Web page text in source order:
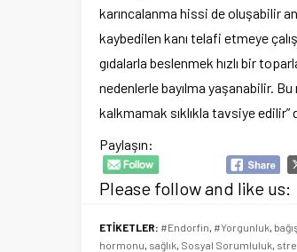
karıncalanma hissi de oluşabilir
kaybedilen kanı telafi etmeye
gıdalarla beslenmek hızlı bir
nedenlerle bayılma yaşanabilir.
kalkmamak sıklıkla tavsiye edilir”
Paylaşın:
Please follow and like us:
ETİKETLER: #Endorfin #Yorgunluk
hormonu sağlık Sosyal Sorumluluk